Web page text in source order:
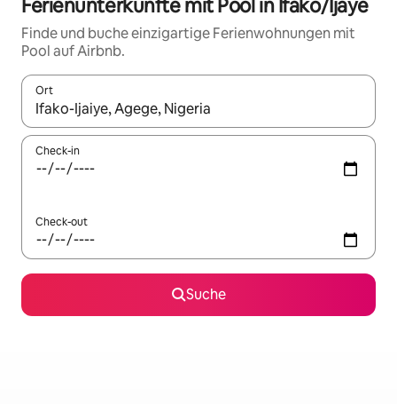
Ferienunterkünfte mit Pool in Ifako/Ijaye
Finde und buche einzigartige Ferienwohnungen mit
Pool auf Airbnb.
Ort
Wenn Ergebnisse verfügbar sind, navigiere mit den
Check-in
Check-out
Suche